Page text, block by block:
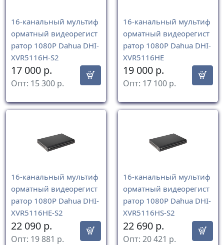
16-канальный мультиф
орматный видеорегист
ратор 1080P Dahua DHI-
XVR5116H-S2
17 000 р.
Опт: 15 300 р.
16-канальный мультиф
орматный видеорегист
ратор 1080P Dahua DHI-
XVR5116HE
19 000 р.
Опт: 17 100 р.
16-канальный мультиф
орматный видеорегист
ратор 1080P Dahua DHI-
XVR5116HE-S2
22 090 р.
Опт: 19 881 р.
16-канальный мультиф
орматный видеорегист
ратор 1080P Dahua DHI-
XVR5116HS-S2
22 690 р.
Опт: 20 421 р.